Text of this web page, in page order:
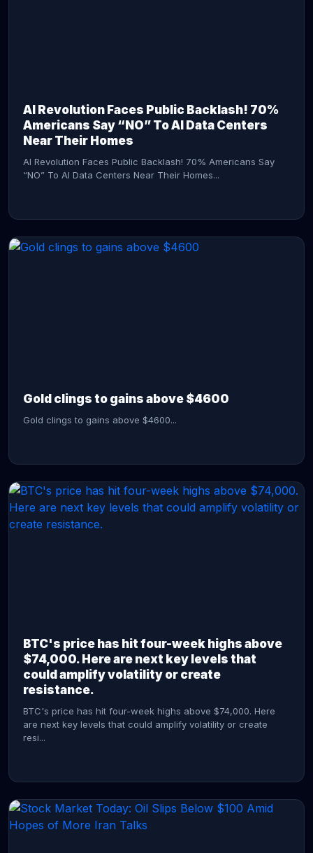
AI Revolution Faces Public Backlash! 70%
Americans Say “NO” To AI Data Centers
Near Their Homes
AI Revolution Faces Public Backlash! 70% Americans Say
“NO” To AI Data Centers Near Their Homes...
Gold clings to gains above $4600
Gold clings to gains above $4600...
BTC's price has hit four-week highs above
$74,000. Here are next key levels that
could amplify volatility or create
resistance.
BTC's price has hit four-week highs above $74,000. Here
are next key levels that could amplify volatility or create
resi...